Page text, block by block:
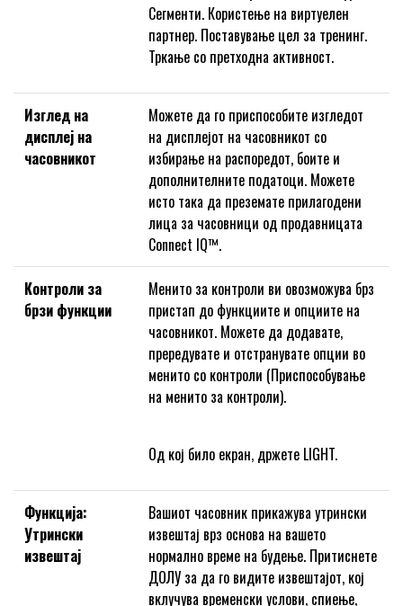
Сегменти. Користење на виртуелен
партнер. Поставување цел за тренинг.
Тркање со претходна активност.
Изглед на
дисплеј на
часовникот
Можете да го приспособите изгледот
на дисплејот на часовникот со
избирање на распоредот, боите и
дополнителните податоци. Можете
исто така да преземате прилагодени
лица за часовници од продавницата
Connect IQ™.
Контроли за
брзи функции
Менито за контроли ви овозможува брз
пристап до функциите и опциите на
часовникот. Можете да додавате,
прередувате и отстранувате опции во
менито со контроли (Приспособување
на менито за контроли).
Од кој било екран, држете LIGHT.
Функција:
Утрински
извештај
Вашиот часовник прикажува утрински
извештај врз основа на вашето
нормално време на будење. Притиснете
ДОЛУ за да го видите извештајот, кој
вклучува временски услови, спиење,